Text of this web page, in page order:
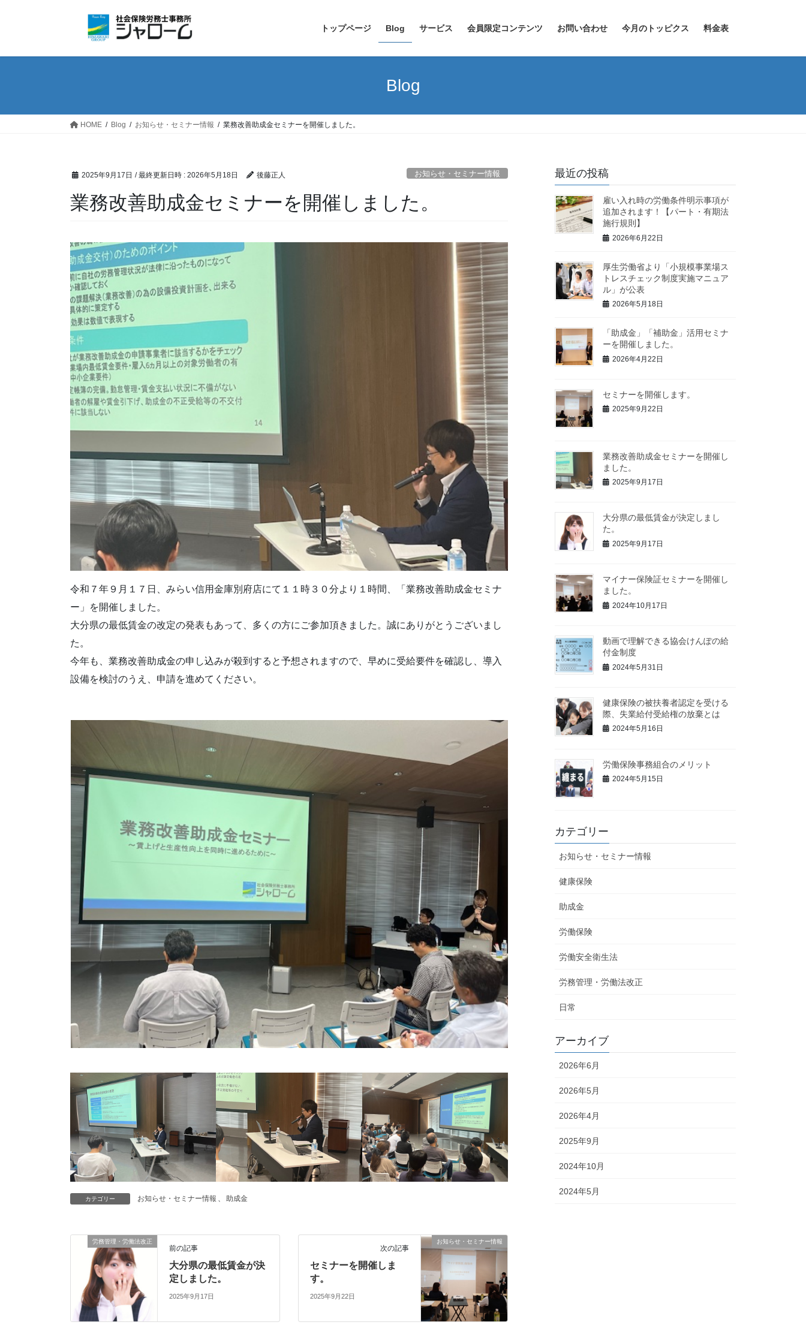
トップページ Blog サービス 会員限定コンテンツ お問い合わせ 今月のトッピクス 料金表
Blog
HOME Blog お知らせ・セミナー情報 業務改善助成金セミナーを開催しました。
2025年9月17日 / 最終更新日時 : 2026年5月18日 後藤正人 お知らせ・セミナー情報
業務改善助成金セミナーを開催しました。
令和７年９月１７日、みらい信用金庫別府店にて１１時３０分より１時間、「業務改善助成金セミナ
ー」を開催しました。
大分県の最低賃金の改定の発表もあって、多くの方にご参加頂きました。誠にありがとうございまし
た。
今年も、業務改善助成金の申し込みが殺到すると予想されますので、早めに受給要件を確認し、導入
設備を検討のうえ、申請を進めてください。
カテゴリー お知らせ・セミナー情報 、 助成金
労務管理・労働法改正
前の記事
大分県の最低賃金が決
定しました。
2025年9月17日
お知らせ・セミナー情報
次の記事
セミナーを開催しま
す。
2025年9月22日
最近の投稿
雇い入れ時の労働条件明示事項が
追加されます！【パート・有期法
施行規則】
2026年6月22日
厚生労働省より「小規模事業場ス
トレスチェック制度実施マニュア
ル」が公表
2026年5月18日
「助成金」「補助金」活用セミナ
ーを開催しました。
2026年4月22日
セミナーを開催します。
2025年9月22日
業務改善助成金セミナーを開催し
ました。
2025年9月17日
大分県の最低賃金が決定しまし
た。
2025年9月17日
マイナー保険証セミナーを開催し
ました。
2024年10月17日
動画で理解できる協会けんぽの給
付金制度
2024年5月31日
健康保険の被扶養者認定を受ける
際、失業給付受給権の放棄とは
2024年5月16日
労働保険事務組合のメリット
2024年5月15日
カテゴリー
お知らせ・セミナー情報
健康保険
助成金
労働保険
労働安全衛生法
労務管理・労働法改正
日常
アーカイブ
2026年6月
2026年5月
2026年4月
2025年9月
2024年10月
2024年5月